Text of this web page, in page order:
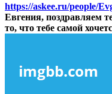
https://askee.ru/people/
Евгения, поздравляем
то, что тебе самой